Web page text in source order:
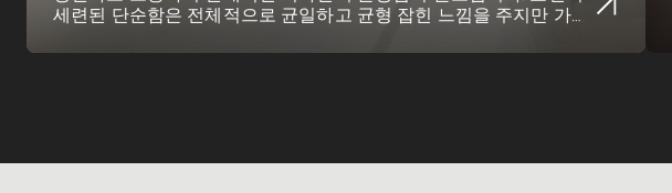
세련된 단순함은 전체적으로 균일하고 균형 잡힌 느낌을 주지만 가까